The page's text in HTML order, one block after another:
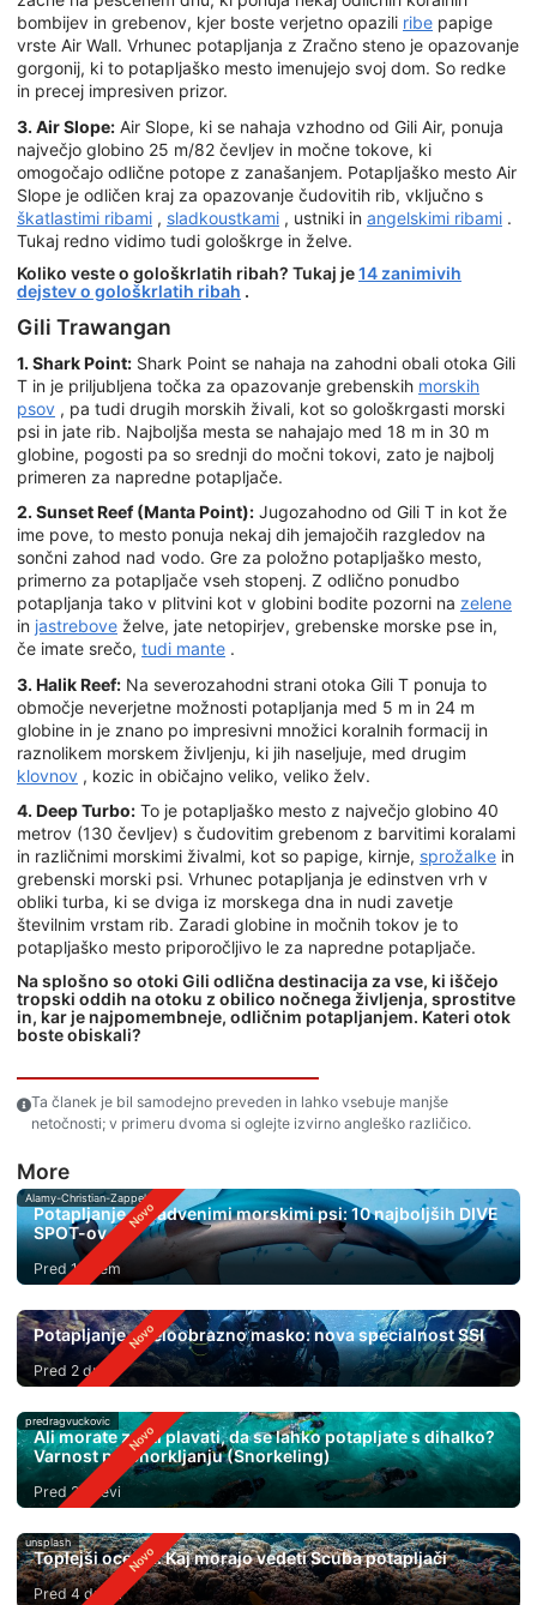
bombijev in grebenov, kjer boste verjetno opazili ribe papige
vrste Air Wall. Vrhunec potapljanja z Zračno steno je opazovanje
gorgonij, ki to potapljaško mesto imenujejo svoj dom. So redke
in precej impresiven prizor.
3. Air Slope: Air Slope, ki se nahaja vzhodno od Gili Air, ponuja
največjo globino 25 m/82 čevljev in močne tokove, ki
omogočajo odlične potope z zanašanjem. Potapljaško mesto Air
Slope je odličen kraj za opazovanje čudovitih rib, vključno s
škatlastimi ribami , sladkoustkami , ustniki in angelskimi ribami .
Tukaj redno vidimo tudi gološkrge in želve.
Koliko veste o gološkrlatih ribah? Tukaj je14 zanimivih
dejstev o gološkrlatih ribah .
Gili Trawangan
1. Shark Point: Shark Point se nahaja na zahodni obali otoka Gili
T in je priljubljena točka za opazovanje grebenskih morskih
psov , pa tudi drugih morskih živali, kot so gološkrgasti morski
psi in jate rib. Najboljša mesta se nahajajo med 18 m in 30 m
globine, pogosti pa so srednji do močni tokovi, zato je najbolj
primeren za napredne potapljače.
2. Sunset Reef (Manta Point): Jugozahodno od Gili T in kot že
ime pove, to mesto ponuja nekaj dih jemajočih razgledov na
sončni zahod nad vodo. Gre za položno potapljaško mesto,
primerno za potapljače vseh stopenj. Z odlično ponudbo
potapljanja tako v plitvini kot v globini bodite pozorni na zelene
in jastrebove želve, jate netopirjev, grebenske morske pse in,
če imate srečo, tudi mante .
3. Halik Reef: Na severozahodni strani otoka Gili T ponuja to
območje neverjetne možnosti potapljanja med 5 m in 24 m
globine in je znano po impresivni množici koralnih formacij in
raznolikem morskem življenju, ki jih naseljuje, med drugim
klovnov , kozic in običajno veliko, veliko želv.
4. Deep Turbo: To je potapljaško mesto z največjo globino 40
metrov (130 čevljev) s čudovitim grebenom z barvitimi koralami
in različnimi morskimi živalmi, kot so papige, kirnje, sprožalke in
grebenski morski psi. Vrhunec potapljanja je edinstven vrh v
obliki turba, ki se dviga iz morskega dna in nudi zavetje
številnim vrstam rib. Zaradi globine in močnih tokov je to
potapljaško mesto priporočljivo le za napredne potapljače.
Na splošno so otoki Gili odlična destinacija za vse, ki iščejo
tropski oddih na otoku z obilico nočnega življenja, sprostitve
in, kar je najpomembneje, odličnim potapljanjem. Kateri otok
boste obiskali?
Ta članek je bil samodejno preveden in lahko vsebuje manjše
netočnosti; v primeru dvoma si oglejte izvirno angleško različico.
More
Alamy-Christian-Zappel
Potapljanje s kladvenimi morskimi psi: 10 najboljših DIVE
SPOT-ov
Pred 1 dnem
Potapljanje s celoobrazno masko: nova specialnost SSI
Pred 2 dnevi
predragvuckovic
Ali morate znati plavati, da se lahko potapljate s dihalko?
Varnost pri Snorkljanju (Snorkeling)
Pred 2 dnevi
unsplash
Toplejši oceani: Kaj morajo vedeti Scuba potapljači
Pred 4 dnevi